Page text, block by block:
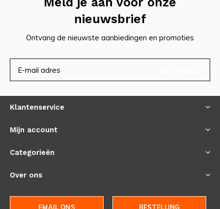
nieuwsbrief
Ontvang de nieuwste aanbiedingen en promoties
Klantenservice
Mijn account
Categorieën
Over ons
EMAIL ONS BESTELLING